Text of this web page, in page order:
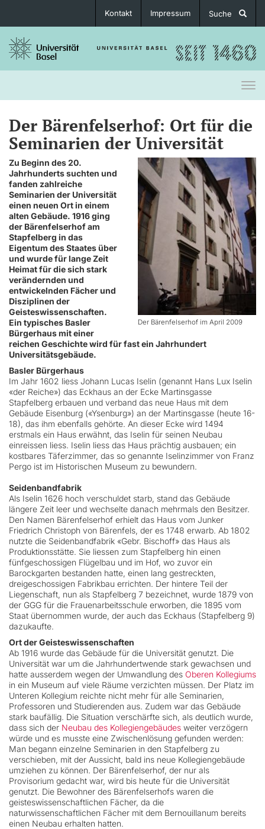
Kontakt Impressum Suche
Der Bärenfelserhof: Ort für die
Seminarien der Universität
Der Bärenfelserhof im April 2009
Zu Beginn des 20.
Jahrhunderts suchten und
fanden zahlreiche
Seminarien der Universität
einen neuen Ort in einem
alten Gebäude. 1916 ging
der Bärenfelserhof am
Stapfelberg in das
Eigentum des Staates über
und wurde für lange Zeit
Heimat für die sich stark
verändernden und
entwickelnden Fächer und
Disziplinen der
Geisteswissenschaften.
Ein typisches Basler
Bürgerhaus mit einer
reichen Geschichte wird für fast ein Jahrhundert
Universitätsgebäude.
Basler Bürgerhaus
Im Jahr 1602 liess Johann Lucas Iselin (genannt Hans Lux Iselin
«der Reiche») das Eckhaus an der Ecke Martinsgasse
Stapfelberg erbauen und verband das neue Haus mit dem
Gebäude Eisenburg («Ysenburg») an der Martinsgasse (heute 16-
18), das ihm ebenfalls gehörte. An dieser Ecke wird 1494
erstmals ein Haus erwähnt, das Iselin für seinen Neubau
einreissen liess. Iselin liess das Haus prächtig ausbauen; ein
kostbares Täferzimmer, das so genannte Iselinzimmer von Franz
Pergo ist im Historischen Museum zu bewundern.
Seidenbandfabrik
Als Iselin 1626 hoch verschuldet starb, stand das Gebäude
längere Zeit leer und wechselte danach mehrmals den Besitzer.
Den Namen Bärenfelserhof erhielt das Haus vom Junker
Friedrich Christoph von Bärenfels, der es 1748 erwarb. Ab 1802
nutzte die Seidenbandfabrik «Gebr. Bischoff» das Haus als
Produktionsstätte. Sie liessen zum Stapfelberg hin einen
fünfgeschossigen Flügelbau und im Hof, wo zuvor ein
Barockgarten bestanden hatte, einen lang gestreckten,
dreigeschossigen Fabrikbau errichten. Der hintere Teil der
Liegenschaft, nun als Stapfelberg 7 bezeichnet, wurde 1879 von
der GGG für die Frauenarbeitsschule erworben, die 1895 vom
Staat übernommen wurde, der auch das Eckhaus (Stapfelberg 9)
dazukaufte.
Ort der Geisteswissenschaften
Ab 1916 wurde das Gebäude für die Universität genutzt. Die
Universität war um die Jahrhundertwende stark gewachsen und
hatte ausserdem wegen der Umwandlung des Oberen Kollegiums
in ein Museum auf viele Räume verzichten müssen. Der Platz im
Unteren Kollegium reichte nicht mehr für alle Seminarien,
Professoren und Studierenden aus. Zudem war das Gebäude
stark baufällig. Die Situation verschärfte sich, als deutlich wurde,
dass sich der Neubau des Kollegiengebäudes weiter verzögern
würde und es musste eine Zwischenlösung gefunden werden:
Man begann einzelne Seminarien in den Stapfelberg zu
verschieben, mit der Aussicht, bald ins neue Kollegiengebäude
umziehen zu können. Der Bärenfelserhof, der nur als
Provisorium gedacht war, wird bis heute für die Universität
genutzt. Die Bewohner des Bärenfelserhofs waren die
geisteswissenschaftlichen Fächer, da die
naturwissenschaftlichen Fächer mit dem Bernouillanum bereits
einen Neubau erhalten hatten.